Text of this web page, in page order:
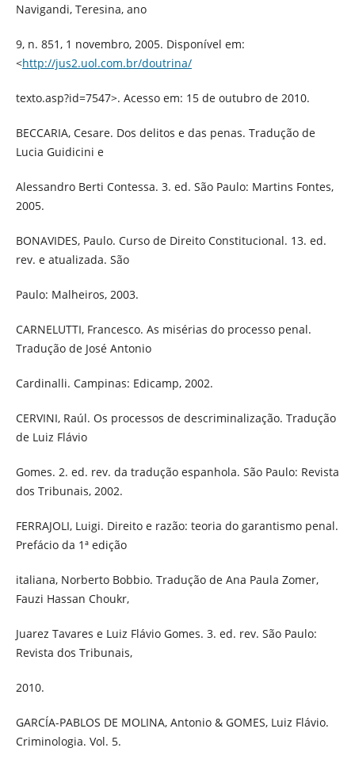
Navigandi, Teresina, ano
9, n. 851, 1 novembro, 2005. Disponível em:
<http://jus2.uol.com.br/doutrina/
texto.asp?id=7547>. Acesso em: 15 de outubro de 2010.
BECCARIA, Cesare. Dos delitos e das penas. Tradução de
Lucia Guidicini e
Alessandro Berti Contessa. 3. ed. São Paulo: Martins Fontes,
2005.
BONAVIDES, Paulo. Curso de Direito Constitucional. 13. ed.
rev. e atualizada. São
Paulo: Malheiros, 2003.
CARNELUTTI, Francesco. As misérias do processo penal.
Tradução de José Antonio
Cardinalli. Campinas: Edicamp, 2002.
CERVINI, Raúl. Os processos de descriminalização. Tradução
de Luiz Flávio
Gomes. 2. ed. rev. da tradução espanhola. São Paulo: Revista
dos Tribunais, 2002.
FERRAJOLI, Luigi. Direito e razão: teoria do garantismo penal.
Prefácio da 1ª edição
italiana, Norberto Bobbio. Tradução de Ana Paula Zomer,
Fauzi Hassan Choukr,
Juarez Tavares e Luiz Flávio Gomes. 3. ed. rev. São Paulo:
Revista dos Tribunais,
2010.
GARCÍA-PABLOS DE MOLINA, Antonio & GOMES, Luiz Flávio.
Criminologia. Vol. 5.